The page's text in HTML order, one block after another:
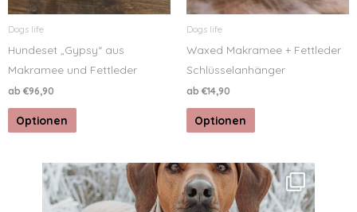
Dogs life
Hundeset „Gypsy“ aus
Makramee und Fettleder
ab €96,90
Optionen
Dogs life
Waxed Makramee + Fettleder
Schlüsselanhänger
ab €14,90
Optionen